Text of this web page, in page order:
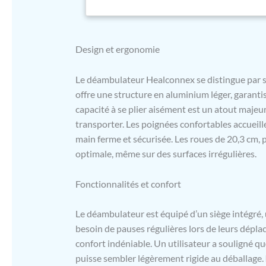
mais sa
et
freins,
lorsque
douceur
design
âgées et
courses
de canne/
battre
69 x 95
Design et ergonomie
Le déambulateur Healconnex se distingue par
offre une structure en aluminium léger,
capacité à se plier aisément est un atout
transporter. Les poignées confortables
main ferme et sécurisée. Les roues de 20,3
optimale, même sur des surfaces irrégulières.
Fonctionnalités et confort
Le déambulateur est équipé d’un siège
besoin de pauses régulières lors de leurs
confort indéniable. Un utilisateur a souligné
puisse sembler légèrement rigide au